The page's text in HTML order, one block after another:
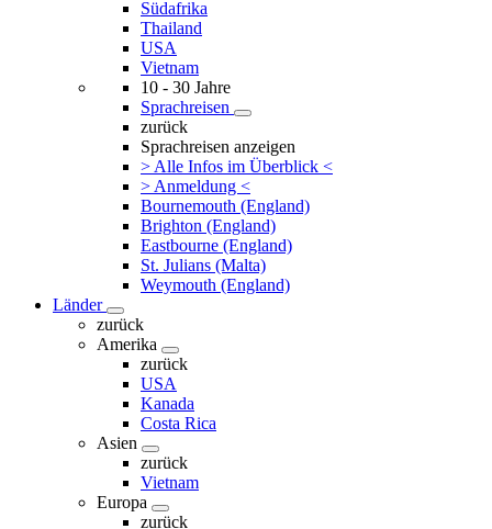
Südafrika
Thailand
USA
Vietnam
10 - 30 Jahre
Sprachreisen
zurück
Sprachreisen anzeigen
> Alle Infos im Überblick <
> Anmeldung <
Bournemouth (England)
Brighton (England)
Eastbourne (England)
St. Julians (Malta)
Weymouth (England)
Länder
zurück
Amerika
zurück
USA
Kanada
Costa Rica
Asien
zurück
Vietnam
Europa
zurück